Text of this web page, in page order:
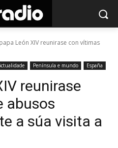
León XIV reunirase con vítimas
Península e mundo España
reunirase
abusos
a súa visita a